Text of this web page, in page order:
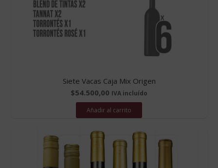
Siete Vacas Caja Mix Origen
$54.500,00 IVA incluído
Añadir al carrito